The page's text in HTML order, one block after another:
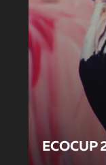
ECOCUP